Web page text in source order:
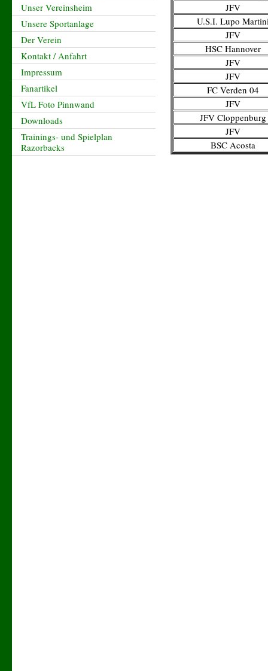
Unser Vereinsheim
Unsere Sportanlage
Der Verein
Kontakt / Anfahrt
Impressum
Fanartikel
VfL Foto Pinnwand
Downloads
Trainings- und Spielplan
Razorbacks
JFV
U.S.I. Lupo
JFV
HSC Hannover
JFV
JFV
FC Verden 04
JFV
JFV Cloppenburg
JFV
BSC Acosta